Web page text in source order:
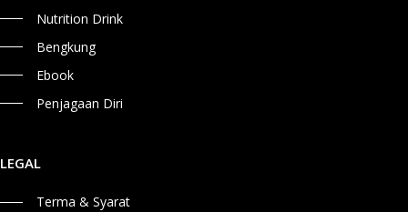
Nutrition Drink
Bengkung
Ebook
Penjagaan Diri
LEGAL
Terma & Syarat